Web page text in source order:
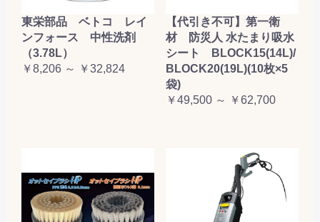
東栄部品 ベトコ レイ
ンフォース 中性洗剤
（3.78L）
￥8,206 ～ ￥32,824
【代引き不可】第一衛
材 防災人 水たまり吸水
シート BLOCK15(14L)/
BLOCK20(19L)(10枚×5
袋)
￥49,500 ～ ￥62,700